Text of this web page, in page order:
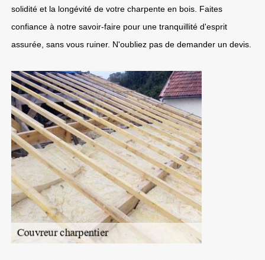
solidité et la longévité de votre charpente en bois. Faites
confiance à notre savoir-faire pour une tranquillité d'esprit
assurée, sans vous ruiner. N'oubliez pas de demander un devis.